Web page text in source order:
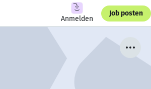
Anmelden
Job posten